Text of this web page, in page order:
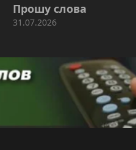
Прошу слова
31.07.2026